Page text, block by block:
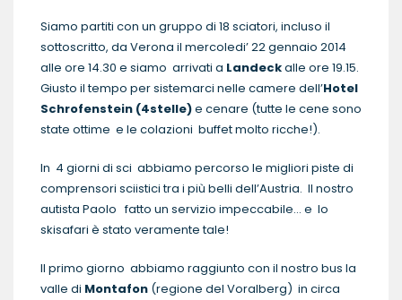
Siamo partiti con un gruppo di 18 sciatori, incluso il
sottoscritto, da Verona il mercoledi’ 22 gennaio 2014
alle ore 14.30 e siamo arrivati a Landeckalle ore 19.15.
Giusto il tempo per sistemarci nelle camere dell’Hotel
Schrofenstein (4stelle)e cenare (tutte le cene sono
state ottime e le colazioni buffet molto ricche!).
In 4 giorni di sci abbiamo percorso le migliori piste di
comprensori sciistici tra i più belli dell’Austria. Il nostro
autista Paolo fatto un servizio impeccabile… e lo
skisafari è stato veramente tale!
Il primo giorno abbiamo raggiunto con il nostro bus la
valle di Montafon (regione del Voralberg) in circa